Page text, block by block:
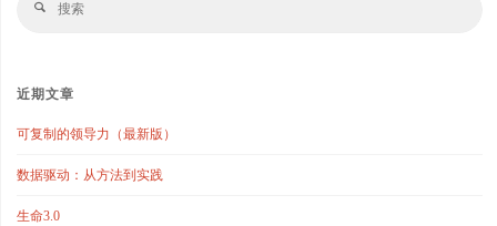
搜
近期文章
可复制的领导力（最新版）
数据驱动：从方法到实践
生命3.0